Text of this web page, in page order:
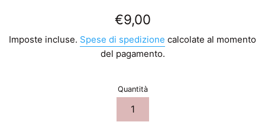
Prezzo
listino
€9,00
Imposte incluse. Spese di spedizione calcolate al momento
del pagamento.
Quantità